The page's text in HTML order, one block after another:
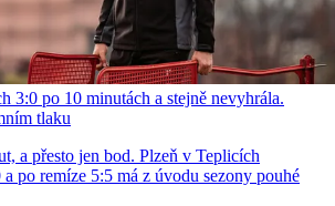
3:0 po 10 minutách a stejně nevyhrála.
tlaku
a přesto jen bod. Plzeň v Teplicích
po remíze 5:5 má z úvodu sezony pouhé